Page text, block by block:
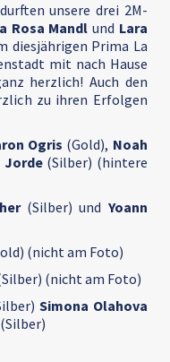
durften unsere drei 2M-
Rosa Mandl und Lara
diesjährigen Prima La
mit nach Hause
herzlich! Auch den
zu ihren Erfolgen
Ogris (Gold), Noah
Jorde(Silber) (hintere
(Silber) und Yoann
(nicht am Foto)
(nicht am Foto)
Simona Olahova
(Silber)